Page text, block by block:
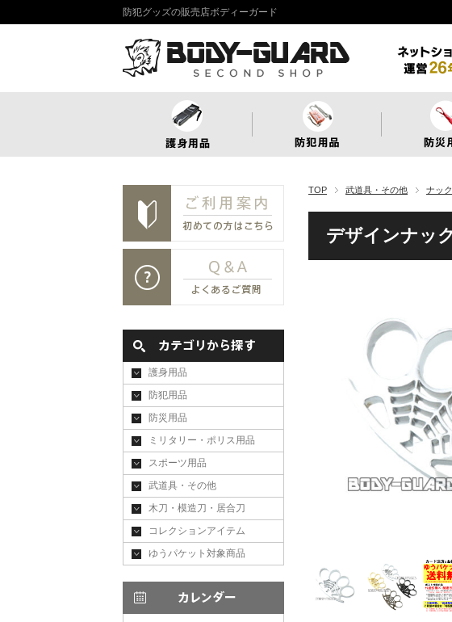
防犯グッズの販売店ボディーガード
TOP 武道具・その他 ナッ
デザインナッ
護身用品
防犯用品
防災用品
ミリタリー・ポリス用品
スポーツ用品
武道具・その他
木刀・模造刀・居合刀
コレクションアイテム
ゆうパケット対象商品